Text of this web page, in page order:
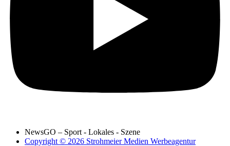
NewsGO – Sport - Lokales - Szene
Copyright © 2026 Strohmeier Medien Werbeagentur